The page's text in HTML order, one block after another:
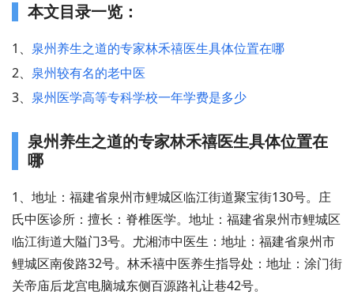
本文目录一览：
1、 泉州养生之道的专家林禾禧医生具体位置在哪
2、 泉州较有名的老中医
3、 泉州医学高等专科学校一年学费是多少
泉州养生之道的专家林禾禧医生具体位置在
哪
1、地址：福建省泉州市鲤城区临江街道聚宝街130号。庄
氏中医诊所：擅长：脊椎医学。地址：福建省泉州市鲤城区
临江街道大隘门3号。尤湘沛中医生：地址：福建省泉州市
鲤城区南俊路32号。林禾禧中医养生指导处：地址：涂门街
关帝庙后龙宫电脑城东侧百源路礼让巷42号。